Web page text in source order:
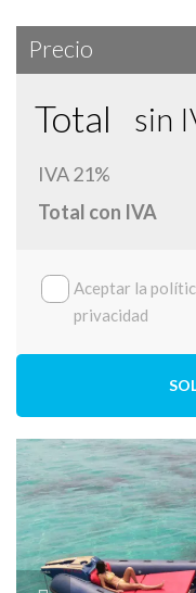
Precio
Total sin
IVA 21%
Total con IVA
Aceptar la
privacidad